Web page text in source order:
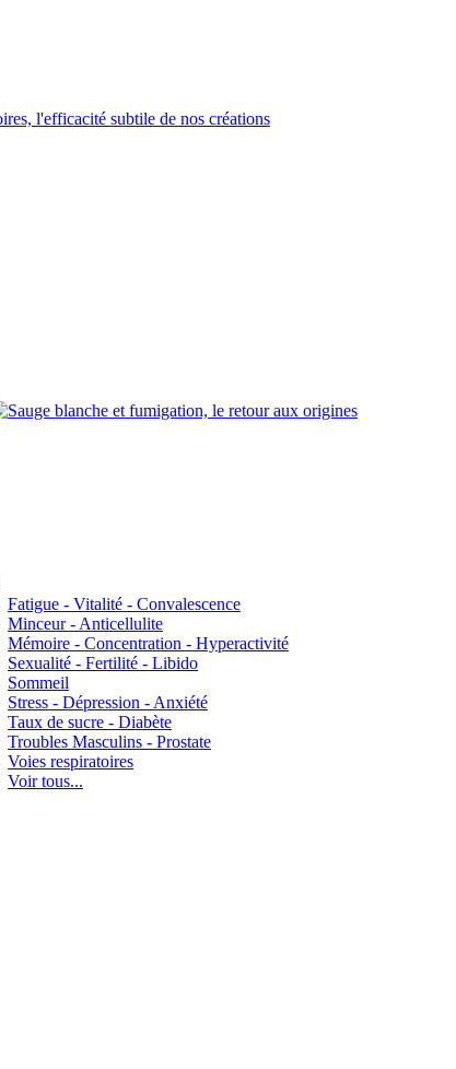
Fatigue - Vitalité - Convalescence
Minceur - Anticellulite
Mémoire - Concentration - Hyperactivité
Sexualité - Fertilité - Libido
Sommeil
Stress - Dépression - Anxiété
Taux de sucre - Diabète
Troubles Masculins - Prostate
Voies respiratoires
Voir tous...